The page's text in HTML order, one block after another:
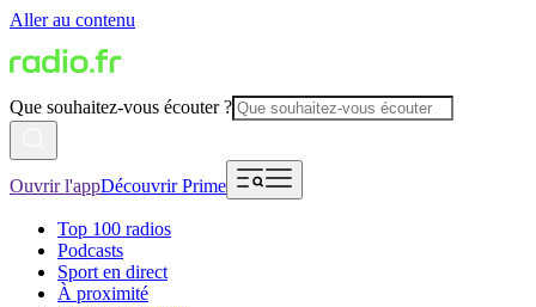
Aller au contenu
Que souhaitez-vous écouter ?
Ouvrir l'appDécouvrir Prime
Top 100 radios
Podcasts
Sport en direct
À proximité